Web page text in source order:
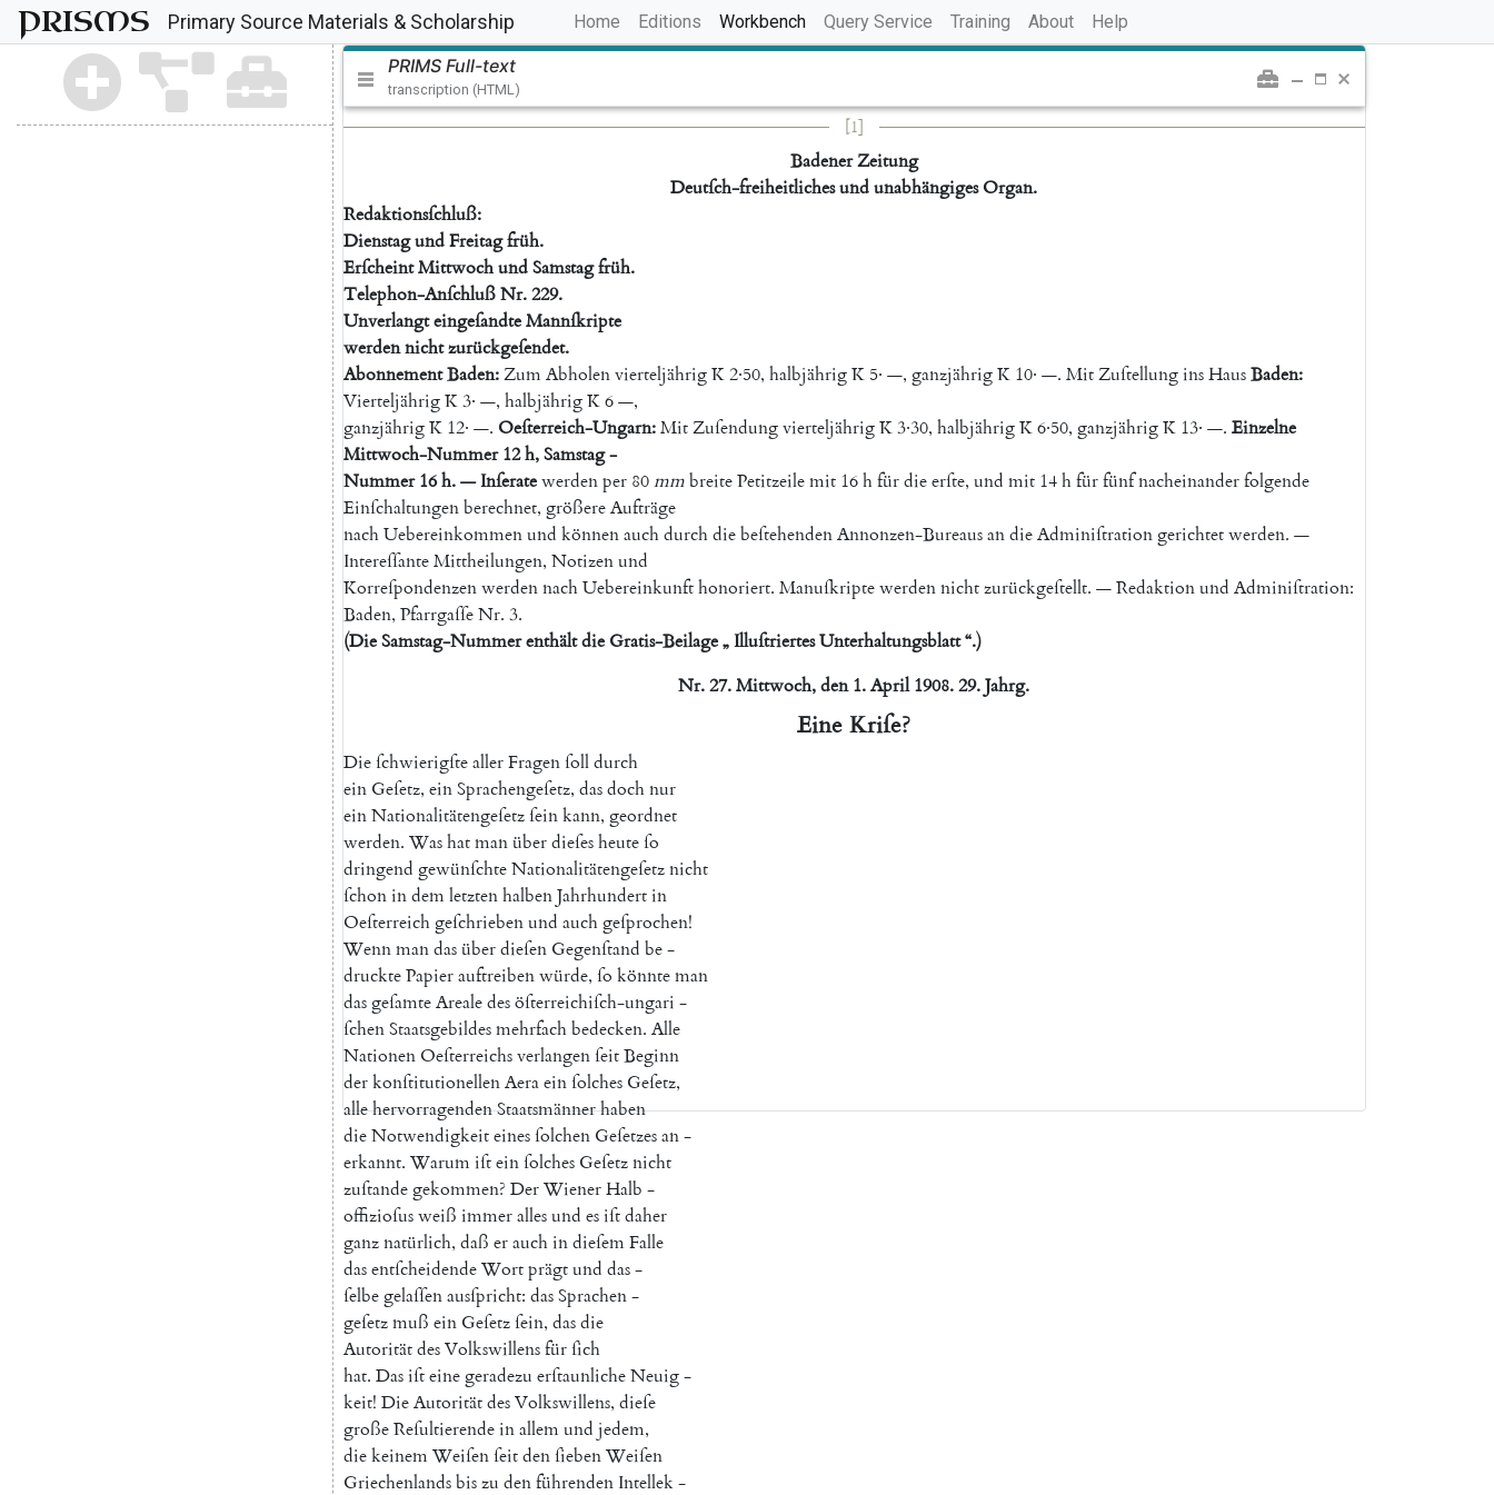
PRISMS Primary Source Materials & Scholarship Home (current)
Editions Workbench Query Service Training About Help
PRIMS Full-text
transcription (HTML)
[1]
BadenerZeitung
Deutſch-freiheitlichesund unabhängigesOrgan.
Redaktionsſchluß:
DienstagundFreitagfrüh.
ErſcheintMittwochundSamstagfrüh.
Telephon-AnſchlußNr.229.
UnverlangteingeſandteMannſkripte
werdennichtzurückgeſendet.
AbonnementBaden:ZumAbholenvierteljährigK2·50, halbjährigK 5· —, ganzjährigK 10· —. MitZuſtellunginsHausBaden:
VierteljährigK3· —, halbjährigK6—,
ganzjährigK 12· —. Oeſterreich-Ungarn:MitZuſendungvierteljährigK3·30, halbjährigK6·50, ganzjährigK 13· —. Einzelne
Mittwoch-Nummer 12h,Samstag-
Nummer 16h.—Inſeratewerdenper 80mmbreitePetitzeilemit 16hfürdieerſte, und mit 14hfürfünfnacheinanderfolgende
Einſchaltungenberechnet, größereAufträge
nachUebereinkommenund könnenauchdurchdiebeſtehendenAnnonzen-BureausandieAdminiſtrationgerichtetwerden. —
IntereſſanteMittheilungen, Notizenund
KorreſpondenzenwerdennachUebereinkunfthonoriert. Manuſkriptewerdennichtzurückgeſtellt. —Redaktionund Adminiſtration:
Baden, PfarrgaſſeNr. 3.
(DieSamstag-Nummerenthältdie Gratis-Beilage„IlluſtriertesUnterhaltungsblatt“.)
Nr. 27. Mittwoch, den 1. April 1908. 29. Jahrg.
Eine Kriſe?
DieſchwierigſteallerFragenſolldurch
ein Geſetz, einSprachengeſetz, dasdochnur
einNationalitätengeſetzſeinkann, geordnet
werden. Washatmanüberdieſesheuteſo
dringend gewünſchteNationalitätengeſetznicht
ſchonindemletztenhalbenJahrhundertin
Oeſterreichgeſchriebenund auchgeſprochen!
Wennmandasüberdieſen Gegenſtand be-
drucktePapierauftreibenwürde, ſo könnteman
dasgeſamteArealedesöſterreichiſch-ungari -
ſchenStaatsgebildesmehrfachbedecken. Alle
NationenOeſterreichsverlangenſeitBeginn
derkonſtitutionellenAeraeinſolches Geſetz,
allehervorragendenStaatsmännerhaben
dieNotwendigkeiteinesſolchen Geſetzesan-
erkannt. Warumiſteinſolches Geſetznicht
zuſtandegekommen? DerWienerHalb -
offizioſusweiß immerallesund esiſtdaher
ganznatürlich, daß erauchindieſemFalle
dasentſcheidendeWortprägtund das-
ſelbegelaſſenausſpricht: dasSprachen-
geſetzmuß ein Geſetzſein, dasdie
AutoritätdesVolkswillensfürſich
hat. Dasiſteinegeradezu erſtaunlicheNeuig-
keit! DieAutoritätdesVolkswillens, dieſe
großeReſultierendeinallemund jedem,
diekeinemWeiſenſeitdenſiebenWeiſen
Griechenlandsbiszu denführenden Intellek-